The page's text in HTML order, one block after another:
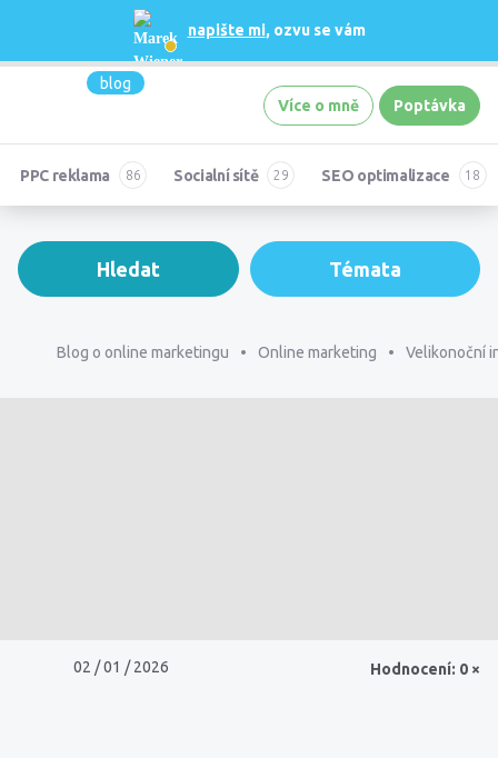
napište mi, ozvu se vám
blog
Více o mně
Poptávka
PPC reklama Socialní sítě SEO optimalizace
Blog o online marketingu Online marketing Velikonoční
02 / 01 / 2026 Hodnocení: 0 ×
Hledat Témata